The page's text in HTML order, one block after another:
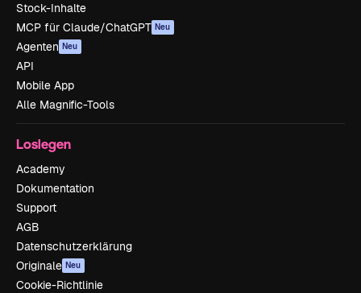
Stock-Inhalte
MCP für Claude/ChatGPT Neu
Agenten Neu
API
Mobile App
Alle Magnific-Tools
Loslegen
Academy
Dokumentation
Support
AGB
Datenschutzerklärung
Originale Neu
Cookie-Richtlinie